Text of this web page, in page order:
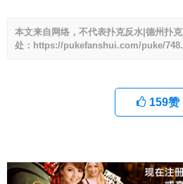
本文来自网络，不代表扑克反水|德州扑
处：https://pukefanshui.com/puke/
159赞